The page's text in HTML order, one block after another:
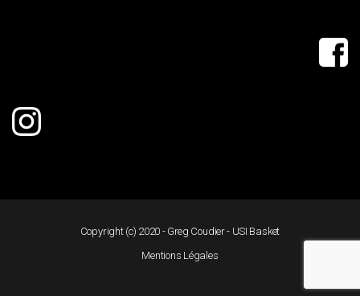
Copyright (c) 2020 - Greg Coudier - USI Basket
Mentions Légales